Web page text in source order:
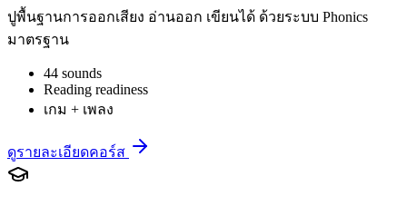
ปูพื้นฐานการออกเสียง อ่านออก เขียนได้ ด้วยระบบ Phonics
มาตรฐาน
44 sounds
Reading readiness
เกม + เพลง
ดูรายละเอียดคอร์ส